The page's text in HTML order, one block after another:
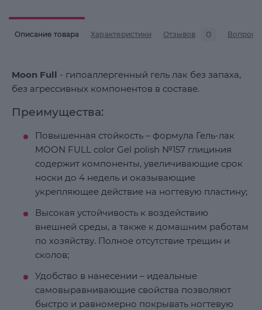
Описание товара Характеристики Отзывов 0 Вопросы
Moon Full - гипоаллергенный гель лак без запаха,
без агрессивных компонентов в составе.
Преимущества:
Повышенная стойкость – формула Гель-лак
MOON FULL color Gel polish №157 глициния
содержит компоненты, увеличивающие срок
носки до 4 недель и оказывающие
укрепляющее действие на ногтевую пластину;
Высокая устойчивость к воздействию
внешней среды, а также к домашним работам
по хозяйству. Полное отсутствие трещин и
сколов;
Удобство в нанесении – идеальные
самовыравнивающие свойства позволяют
быстро и равномерно покрывать ногтевую